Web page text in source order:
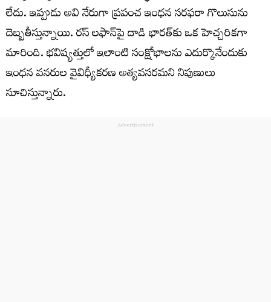
లేదు. ఇప్పుడు అవి నేరుగా ప్రపంచ ఇంధన సరఫరా గొలుసును
దెబ్బతీస్తున్నాయి. రస్ లఫాన్‌పై దాడి భారత్‌కు ఒక హెచ్చరికగా
మారింది. భవిష్యత్తులో ఇలాంటి సంక్షోభాలను ఎదుర్కొనేందుకు
ఇంధన వనరుల వైవిధ్యీకరణ అత్యవసరమని నిపుణులు
సూచిస్తున్నారు.